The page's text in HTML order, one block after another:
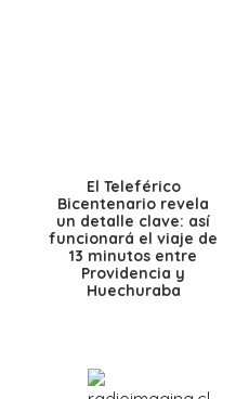
El Teleférico
Bicentenario revela
un detalle clave: así
funcionará el viaje de
13 minutos entre
Providencia y
Huechuraba